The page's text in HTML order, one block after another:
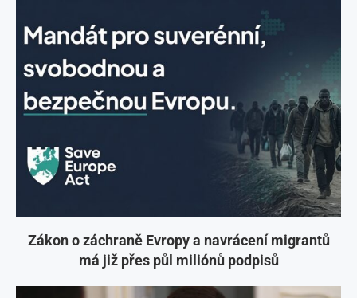
Zákon o záchraně Evropy a navrácení migrantů
má již přes půl miliónů podpisů